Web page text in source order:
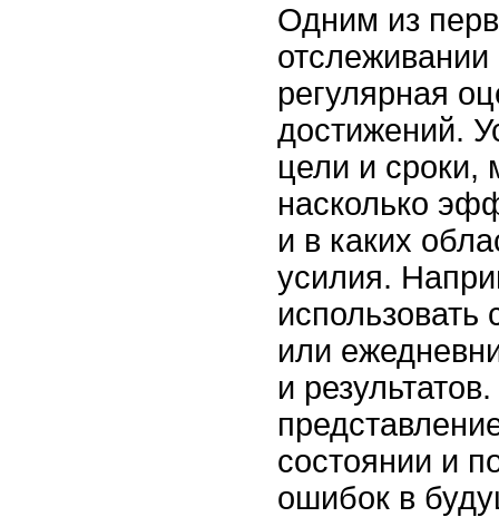
Одним из
отслеживании
регулярная
достижений.
цели и сроки,
насколько
и в каких
усилия.
использовать
или
и
состоянии и
ошибок в